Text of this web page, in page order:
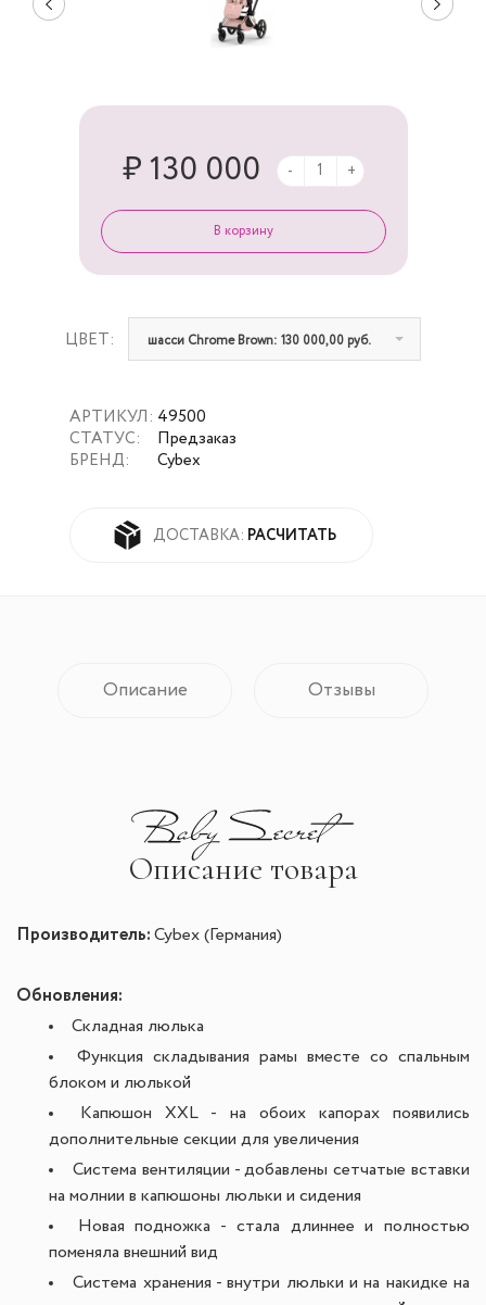
АРТИКУЛ:
СТАТУС:
БРЕНД:
49500
Предзаказ
Cybex
ДОСТАВКА: РАСЧИТАТЬ
ЦВЕТ: шасси Chrome Brown: 130 000,00 руб.
₽ 130 000 - +
Описание Отзывы
Описание товара
Производитель: Cybex (Германия)
Обновления:
Складная люлька
Функция складывания рамы вместе со спальным
блоком и люлькой
Капюшон XXL - на обоих капорах появились
дополнительные секции для увеличения
Система вентиляции - добавлены сетчатые вставки
на молнии в капюшоны люльки и сидения
Новая подножка - стала длиннее и полностью
поменяла внешний вид
Система хранения - внутри люльки и на накидке на